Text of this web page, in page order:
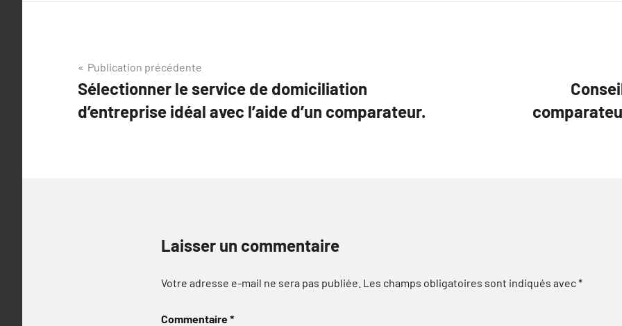
Navigation
de
l’article
Publication précédente
Sélectionner le service de domiciliation
d’entreprise idéal avec l’aide d’un comparateur.
Laisser un commentaire
Votre adresse e-mail ne sera pas publiée. Les champs obligatoires sont indiqués avec*
Commentaire*